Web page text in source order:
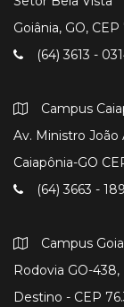
Goiânia, GO,
(64) 3613 -
Campus
Av. Ministro João
Caiapônia-GO
(64) 3663 -
Campus
Rodovia GO-
Destino - CEP